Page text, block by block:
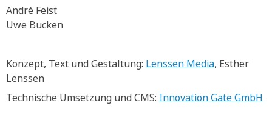
André Feist
Uwe Bucken
Konzept, Text und Gestaltung: Lenssen Media, Esther
Lenssen
Technische Umsetzung und CMS: Innovation Gate GmbH